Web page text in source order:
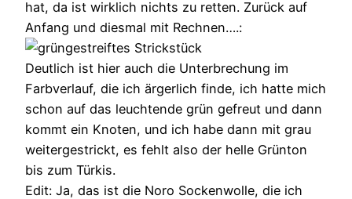
hat, da ist wirklich nichts zu retten. Zurück auf
Anfang und diesmal mit Rechnen….:
Deutlich ist hier auch die Unterbrechung im
Farbverlauf, die ich ärgerlich finde, ich hatte mich
schon auf das leuchtende grün gefreut und dann
kommt ein Knoten, und ich habe dann mit grau
weitergestrickt, es fehlt also der helle Grünton
bis zum Türkis.
Edit: Ja, das ist die Noro Sockenwolle, die ich